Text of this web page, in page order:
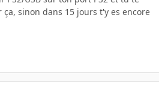
sinon dans 15 jours t'y es encore